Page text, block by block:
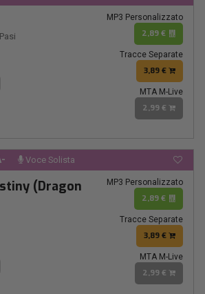
MP3 Personalizzato
2,89 €
Tracce Separate
3,89 €
MTA M-Live
2,99 €
Voce Solista
(Dragon
MP3 Personalizzato
2,89 €
Tracce Separate
3,89 €
MTA M-Live
2,99 €